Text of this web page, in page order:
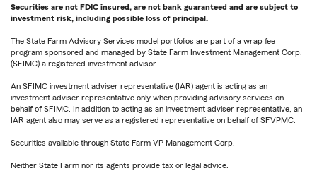
Securities are not FDIC insured, are not bank guaranteed and are subject to
investment risk, including possible loss of principal.
The State Farm Advisory Services model portfolios are part of a wrap fee
program sponsored and managed by State Farm Investment Management Corp.
(SFIMC) a registered investment advisor.
An SFIMC investment adviser representative (IAR) agent is acting as an
investment adviser representative only when providing advisory services on
behalf of SFIMC. In addition to acting as an investment adviser representative, an
IAR agent also may serve as a registered representative on behalf of SFVPMC.
Securities available through State Farm VP Management Corp.
Neither State Farm nor its agents provide tax or legal advice.